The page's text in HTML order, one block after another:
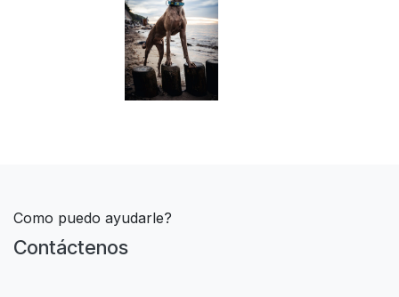
Como puedo ayudarle?
Contáctenos